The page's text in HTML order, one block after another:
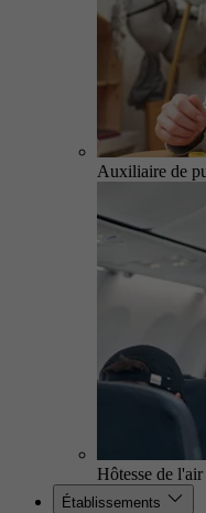
Auxiliaire de
Hôtesse de
Établissements